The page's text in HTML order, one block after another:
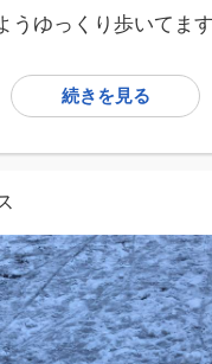
うゆっくり歩いてます
続きを見る